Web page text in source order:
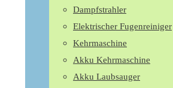
Dampfstrahler
Elektrischer Fugenreiniger
Kehrmaschine
Akku Kehrmaschine
Akku Laubsauger